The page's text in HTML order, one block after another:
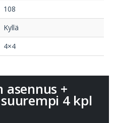
108
Kyllä
4×4
asennus +
4 kpl